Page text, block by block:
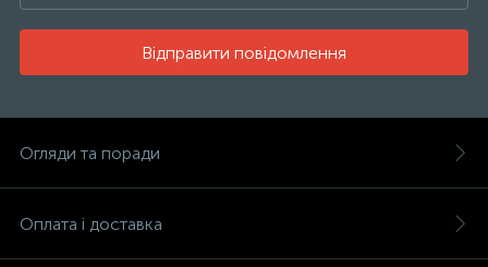
Відправити повідомлення
Огляди та поради
Оплата і доставка